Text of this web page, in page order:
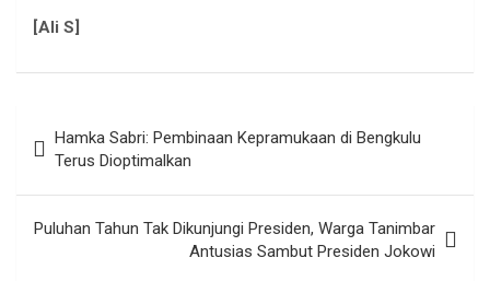
[Ali S]
pos
Hamka Sabri: Pembinaan Kepramukaan di Bengkulu
Terus Dioptimalkan
Puluhan Tahun Tak Dikunjungi Presiden, Warga Tanimbar
Antusias Sambut Presiden Jokowi